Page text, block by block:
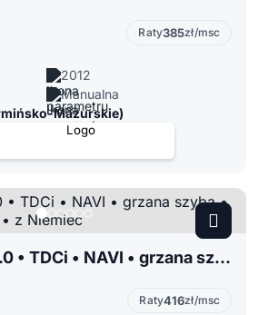
Raty385zł/msc
2012
Manualna
Mazurskie)
Ford Kuga I 2.0 • TDCi • NAVI • grzana szyba • HAK • ZAMIANA • z Niemiec
Raty416zł/msc